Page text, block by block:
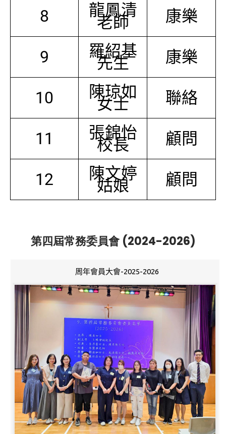
8 龍鳳清
老師 康樂
9 羅紹基
先生 康樂
10 陳琼如
女士 聯絡
11 張錦怡
校長 顧問
12 陳文婷
姑娘 顧問
第四屆常務委員會 (2024-2026)
周年會員大會-2025-2026